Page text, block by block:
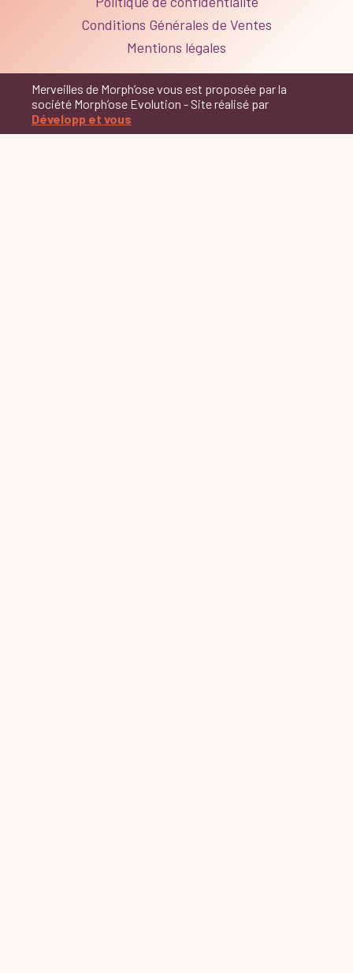
Conditions Générales de Ventes
Mentions légales
Merveilles de Morph’ose vous est proposée par la
société Morph’ose Evolution - Site réalisé par
Développ et vous